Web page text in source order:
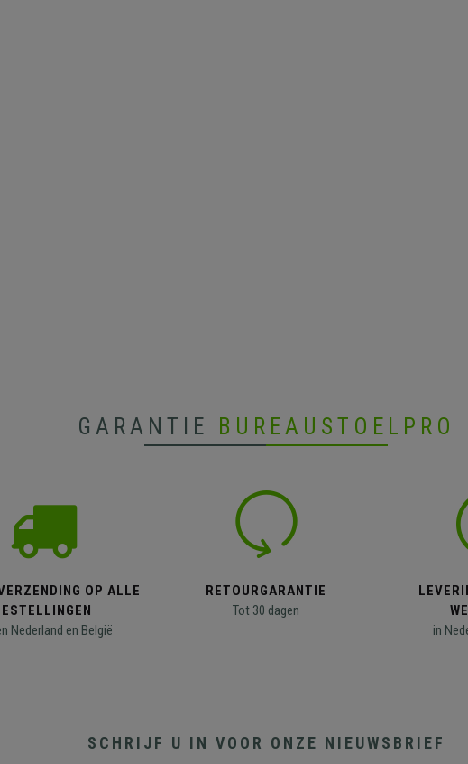
GARANTIE BUREAUSTOELPRO
OP ALLE
Nederland en België
RETOURGARANTIE
Tot 30 dagen
in
SCHRIJF U IN VOOR ONZE NIEUWSBRIEF